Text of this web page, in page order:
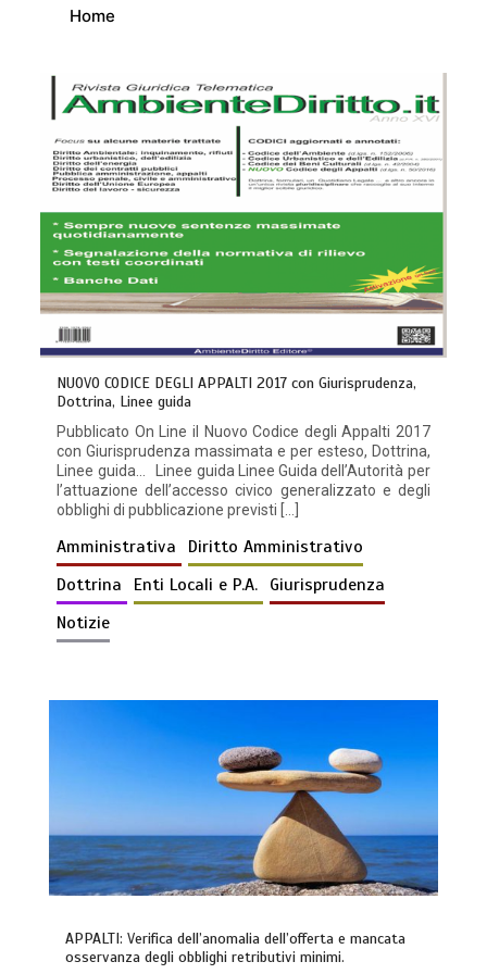
Home
NUOVO CODICE DEGLI APPALTI 2017 con Giurisprudenza,
Dottrina, Linee guida
Pubblicato On Line il Nuovo Codice degli Appalti 2017
con Giurisprudenza massimata e per esteso, Dottrina,
Linee guida… Linee guida Linee Guida dell’Autorità per
l’attuazione dell’accesso civico generalizzato e degli
obblighi di pubblicazione previsti […]
Amministrativa
Diritto Amministrativo
Dottrina
Enti Locali e P.A. Giurisprudenza
Notizie
APPALTI: Verifica dell’anomalia dell’offerta e mancata
osservanza degli obblighi retributivi minimi.